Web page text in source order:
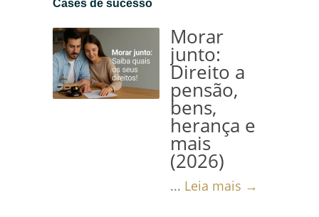
Cases de sucesso
Morar
junto:
Direito a
pensão,
bens,
herança e
mais
(2026)
... Leia mais →